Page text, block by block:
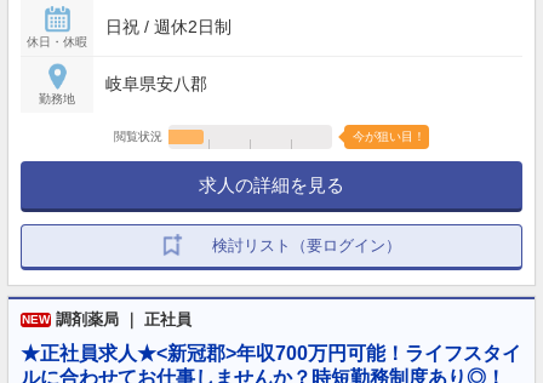
休日・休暇
日祝 / 週休2日制
勤務地
岐阜県安八郡
閲覧状況 今が狙い目！
求人の詳細を見る
検討リスト（要ログイン）
NEW 調剤薬局 ｜ 正社員
★正社員求人★<新冠郡>年収700万円可能！ライフスタイ
ルに合わせてお仕事しませんか？時短勤務制度あり◎！